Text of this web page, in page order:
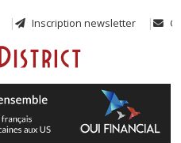
Inscription newsletter